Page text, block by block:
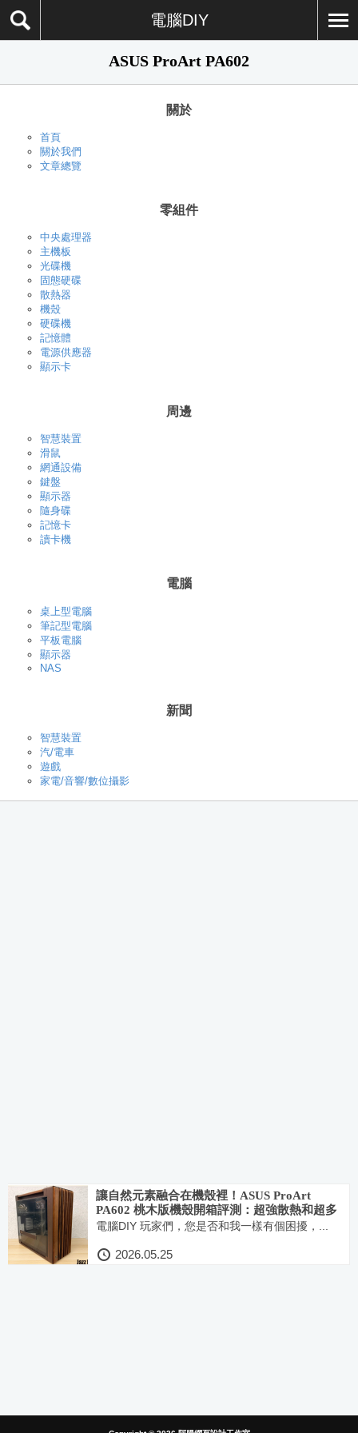
電腦DIY
ASUS ProArt PA602
關於
首頁
關於我們
文章總覽
零組件
中央處理器
主機板
光碟機
固態硬碟
散熱器
機殼
硬碟機
記憶體
電源供應器
顯示卡
周邊
智慧裝置
滑鼠
網通設備
鍵盤
顯示器
隨身碟
記憶卡
讀卡機
電腦
桌上型電腦
筆記型電腦
平板電腦
顯示器
NAS
新聞
智慧裝置
汽/電車
遊戲
家電/音響/數位攝影
讓自然元素融合在機殼裡！ASUS ProArt
PA602 桃木版機殼開箱評測：超強散熱和超多
DIY友善設計絕對是創作者的首選
電腦DIY 玩家們，您是否和我一樣有個困擾，...
2026.05.25